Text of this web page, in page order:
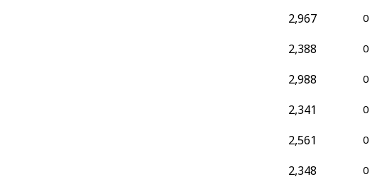
0
2,967
0
2,388
0
2,988
0
2,341
0
2,561
0
2,348